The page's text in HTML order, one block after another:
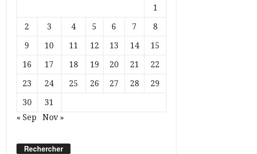
1
2
3 4 5 6 7
8
9
10 11 12 13 14
15
16
17 18 19 20 21
22
23
24 25 26 27 28
29
30
31
« Sep
Nov »
Rechercher